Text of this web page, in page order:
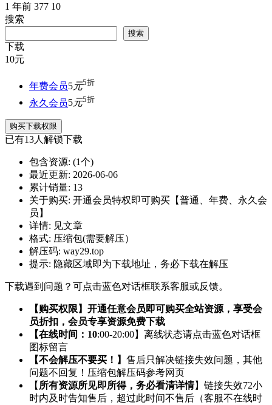
1 年前 377 10
搜索
搜索
下载
10元
年费会员5元5折
永久会员5元5折
购买下载权限
已有13人解锁下载
包含资源: (1个)
最近更新: 2026-06-06
累计销量: 13
关于购买: 开通会员特权即可购买【普通、年费、永久会
员】
详情: 见文章
格式: 压缩包(需要解压）
解压码: way29.top
提示: 隐藏区域即为下载地址，务必下载在解压
下载遇到问题？可点击蓝色对话框联系客服或反馈。
【购买权限】开通任意会员即可购买全站资源，享受会
员折扣，会员专享资源免费下载
【在线时间：10:00-20:00】离线状态请点击蓝色对话框
图标留言
【不会解压不要买！】 售后只解决链接失效问题，其他
问题不回复！压缩包解压码参考网页
【 所有资源所见即所得，务必看清详情】链接失效72小
时内及时告知售后，超过此时间不售后（客服不在线时